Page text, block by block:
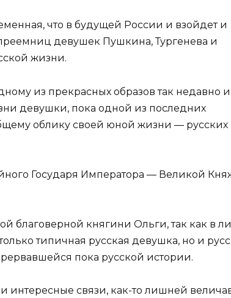
что в будущей России и взойдет и
девушек Пушкина, Тургенева и
жизни.
из прекрасных образов так недавно и
девушки, пока одной из последних
облику своей юной жизни — русских
Государя Императора — Великой
благоверной княгини Ольги, так как в
типичная русская девушка, но и
пока русской истории.
интересные связи, как-то лишней